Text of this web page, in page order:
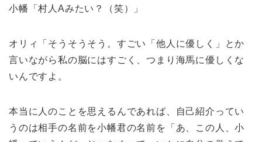
小幡「村人Aみたい？（笑）」
オリィ「そうそうそう。すごい「他人に優しく」とか
言いながら私の脳にはすごく、つまり海馬に優しくな
いんですよ。
本当に人のことを思えるんであれば、自己紹介ってい
うのは相手の名前を小幡君の名前を「あ、この人、小